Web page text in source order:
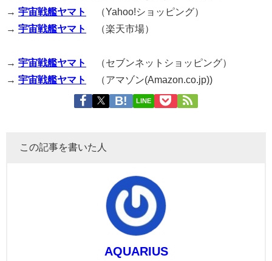
→ 宇宙戦艦ヤマト
（Yahoo!ショッピング）
→ 宇宙戦艦ヤマト （楽天市場）
→ 宇宙戦艦ヤマト
（セブンネットショッピング）
→ 宇宙戦艦ヤマト （アマゾン(Amazon.co.jp))
LINE
この記事を書いた人
AQUARIUS